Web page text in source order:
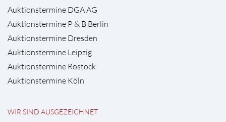
Auktionstermine DGA AG
Auktionstermine P & B Berlin
Auktionstermine Dresden
Auktionstermine Leipzig
Auktionstermine Rostock
Auktionstermine Köln
WIR SIND AUSGEZEICHNET